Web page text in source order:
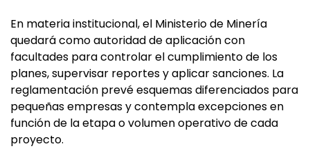
En materia institucional, el Ministerio de Minería
quedará como autoridad de aplicación con
facultades para controlar el cumplimiento de los
planes, supervisar reportes y aplicar sanciones. La
reglamentación prevé esquemas diferenciados para
pequeñas empresas y contempla excepciones en
función de la etapa o volumen operativo de cada
proyecto.